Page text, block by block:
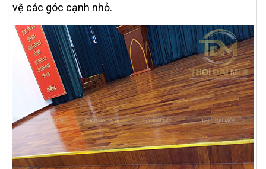
vệ các góc cạnh nhỏ.